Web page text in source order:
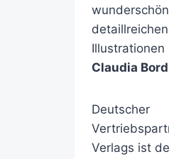
detaillreichen
Illustrationen
Claudia
Deutscher
Verlags ist